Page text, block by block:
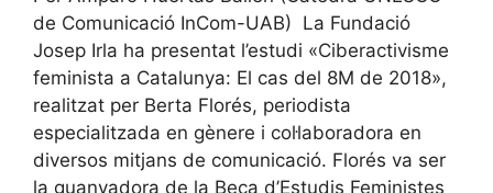
de Comunicació InCom-UAB) La Fundació
Josep Irla ha presentat l’estudi «Ciberactivisme
feminista a Catalunya: El cas del 8M de 2018»,
realitzat per Berta Florés, periodista
especialitzada en gènere i col·laboradora en
diversos mitjans de comunicació. Florés va ser
la guanyadora de la Beca d’Estudis Feministes